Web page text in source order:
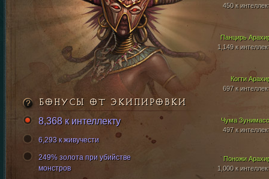
Панцирь
1,149 к
Когти
697 к
450 к
Поножи
1,000 к
Чума
497 к
БОНУСЫ ОТ ЭКИПИРОВКИ
8,368 к интеллекту
6,293 к живучести
249% золота при убийстве
монстров